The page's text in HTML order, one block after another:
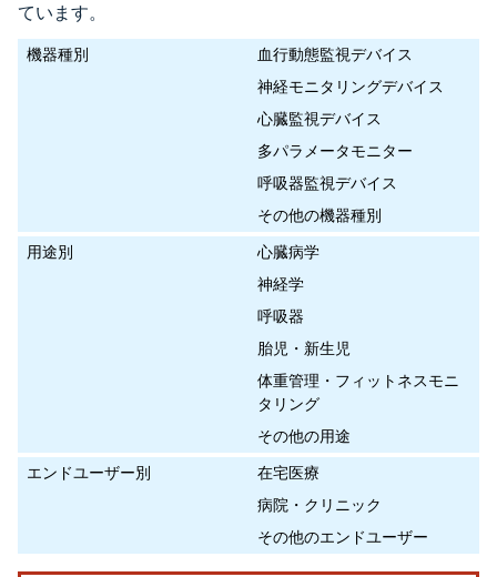
ています。
機器種別
血行動態監視デバイス
神経モニタリングデバイス
心臓監視デバイス
多パラメータモニター
呼吸器監視デバイス
その他の機器種別
用途別
心臓病学
神経学
呼吸器
胎児・新生児
体重管理・フィットネスモニ
タリング
その他の用途
エンドユーザー別
在宅医療
病院・クリニック
その他のエンドユーザー